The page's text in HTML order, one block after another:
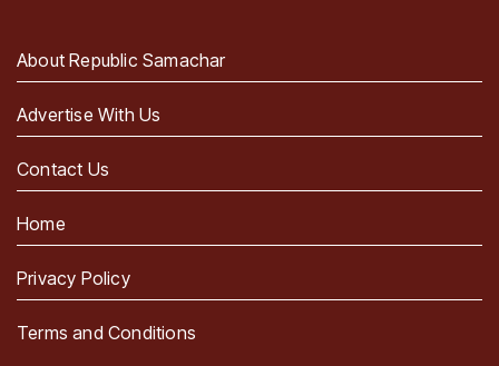
About Republic Samachar
Advertise With Us
Contact Us
Home
Privacy Policy
Terms and Conditions